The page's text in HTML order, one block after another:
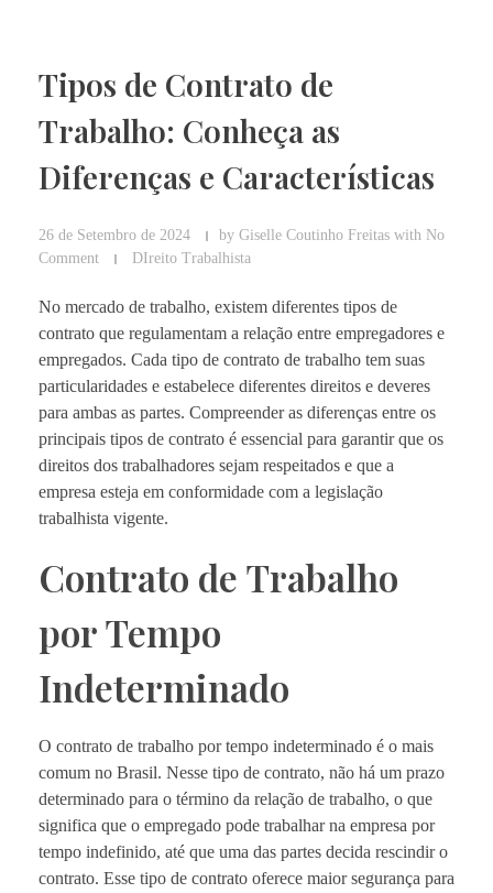
Tipos de Contrato de
Trabalho: Conheça as
Diferenças e Características
26 de Setembro de 2024 by Giselle Coutinho Freitas with No
Comment
DIreito Trabalhista
No mercado de trabalho, existem diferentes tipos de
contrato que regulamentam a relação entre empregadores e
empregados. Cada tipo de contrato de trabalho tem suas
particularidades e estabelece diferentes direitos e deveres
para ambas as partes. Compreender as diferenças entre os
principais tipos de contrato é essencial para garantir que os
direitos dos trabalhadores sejam respeitados e que a
empresa esteja em conformidade com a legislação
trabalhista vigente.
Contrato de Trabalho
por Tempo
Indeterminado
O contrato de trabalho por tempo indeterminado é o mais
comum no Brasil. Nesse tipo de contrato, não há um prazo
determinado para o término da relação de trabalho, o que
significa que o empregado pode trabalhar na empresa por
tempo indefinido, até que uma das partes decida rescindir o
contrato. Esse tipo de contrato oferece maior segurança para